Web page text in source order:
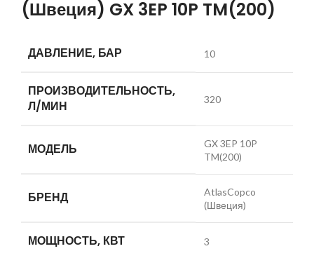
(Швеция) GX 3EP 10P TM(200)
ДАВЛЕНИЕ, БАР 10
ПРОИЗВОДИТЕЛЬНОСТЬ,
Л/МИН
320
МОДЕЛЬ
GX 3EP 10P
TM(200)
БРЕНД
AtlasCopco
(Швеция)
МОЩНОСТЬ, КВТ 3